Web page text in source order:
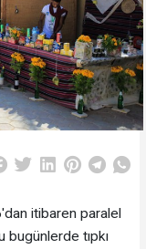
itibaren paralel
tıpkı